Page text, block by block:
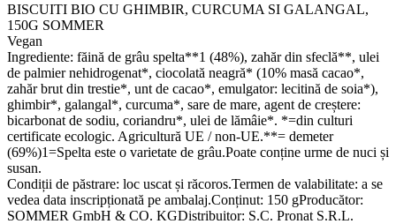
BISCUITI BIO CU GHIMBIR, CURCUMA SI GALANGAL,
150G SOMMER
Vegan
Ingrediente: făină de grâu spelta**1 (48%), zahăr din sfeclă**, ulei
de palmier nehidrogenat*, ciocolată neagră* (10% masă cacao*,
zahăr brut din trestie*, unt de cacao*, emulgator: lecitină de soia*),
ghimbir*, galangal*, curcuma*, sare de mare, agent de creștere:
bicarbonat de sodiu, coriandru*, ulei de lămâie*. *=din culturi
certificate ecologic. Agricultură UE / non-UE.**= demeter
(69%)1=Spelta este o varietate de grâu.Poate conține urme de nuci și
susan.
Condiții de păstrare: loc uscat și răcoros.Termen de valabilitate: a se
vedea data inscripționată pe ambalaj.Conținut: 150 gProducător:
SOMMER GmbH & CO. KGDistribuitor: S.C. Pronat S.R.L.